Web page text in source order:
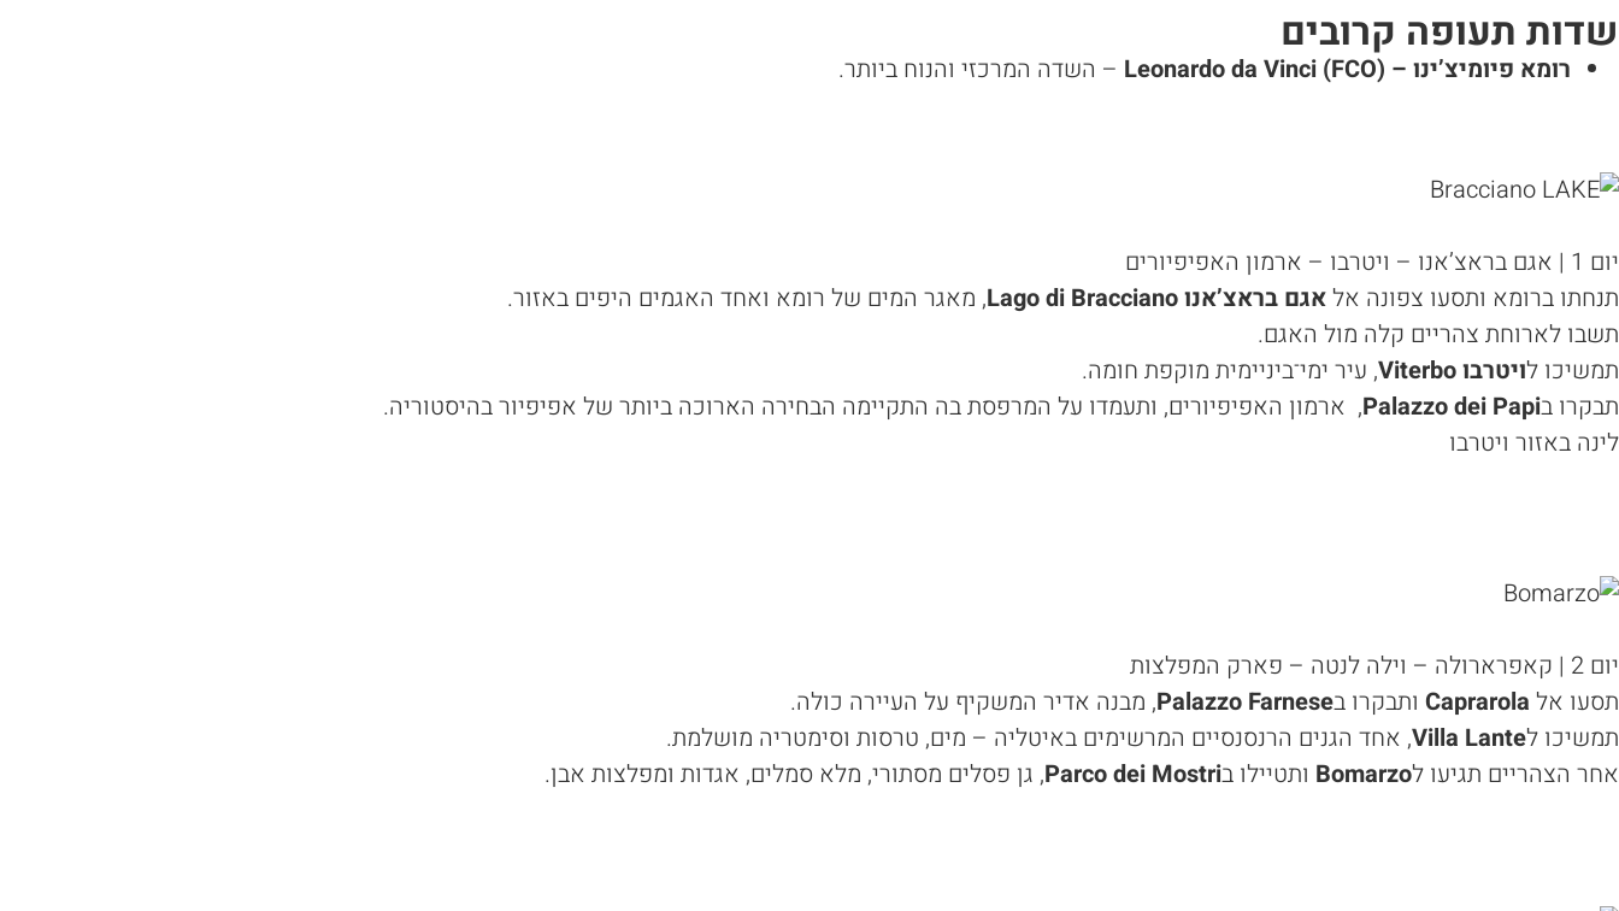
שדות תעופה קרובים
רומא פיומיצ’ינו – Leonardo da Vinci (FCO) – השדה המרכזי והנוח ביותר.
יום 1 | אגם בראצ’אנו – ויטרבו – ארמון האפיפיורים
תנחתו ברומא ותסעו צפונה אלאגם בראצ’אנו
, מאגר המים של רומא ואחד האגמים היפים באזור.
תשבו לארוחת צהריים קלה מול האגם.
תמשיכו לויטרבו
, עיר ימי־ביניימית מוקפת חומה.
תבקרו בPalazzo dei Papi, ארמון האפיפיורים, ותעמדו על המרפסת בה התקיימה הבחירה הארוכה ביותר של אפיפיור בהיסטוריה.
לינה באזור ויטרבו
יום 2 | קאפרארולה – וילה לנטה – פארק המפלצות
תסעו אל Caprarola ותבקרו בPalazzo Farnese, מבנה אדיר המשקיף על העיירה כולה.
תמשיכו לVilla Lante, אחד הגנים הרנסנסיים המרשימים באיטליה – מים, טרסות וסימטריה מושלמת.
אחר הצהריים תגיעו לBomarzo ותטיילו בParco dei Mostri, גן פסלים מסתורי, מלא סמלים, אגדות ומפלצות אבן.